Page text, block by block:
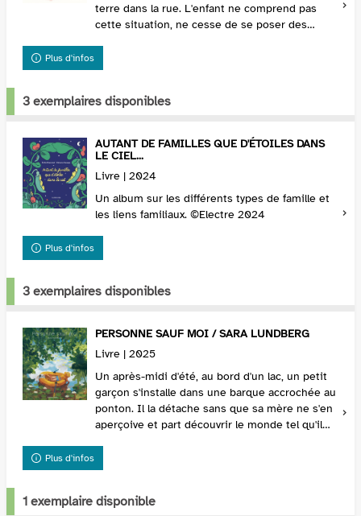
terre dans la rue. L'enfant ne comprend pas
cette situation, ne cesse de se poser des
Plus d'infos
3 exemplaires disponibles
AUTANT DE FAMILLES QUE D'ÉTOILES DANS
LE CIEL...
Livre | 2024
Un album sur les différents types de famille et
les liens familiaux. ©Electre 2024
Plus d'infos
3 exemplaires disponibles
PERSONNE SAUF MOI / SARA LUNDBERG
Livre | 2025
Un après-midi d'été, au bord d'un lac, un petit
garçon s'installe dans une barque accrochée au
ponton. Il la détache sans que sa mère ne s'en
aperçoive et part découvrir le monde tel qu'il
Plus d'infos
1 exemplaire disponible